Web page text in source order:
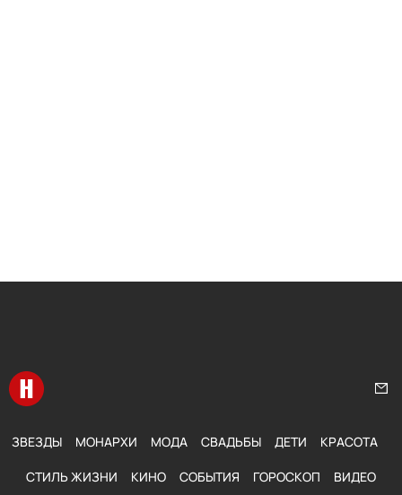
Перейти на главную
ЗВЕЗДЫ МОНАРХИ МОДА СВАДЬБЫ ДЕТИ КРАСОТА
СТИЛЬ ЖИЗНИ КИНО СОБЫТИЯ ГОРОСКОП ВИДЕО